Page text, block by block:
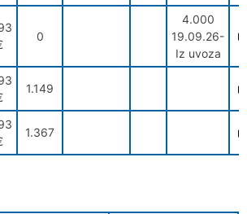
0
4.000
19.09.26-
Iz uvoza
1.149
1.367